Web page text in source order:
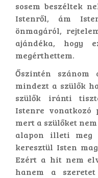
sosem beszéltek
Istenről, ám
önmagáról,
ajándéka, hogy
megérthettem.
Őszintén
mindezt a szülők
szülők iránti
Istenre vonatkozó
mert a szülőket
alapon illeti meg
keresztül Isten
Ezért a hit nem
hanem a szeretet